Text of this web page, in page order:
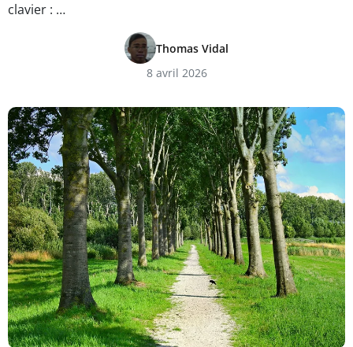
clavier : …
Thomas Vidal
8 avril 2026